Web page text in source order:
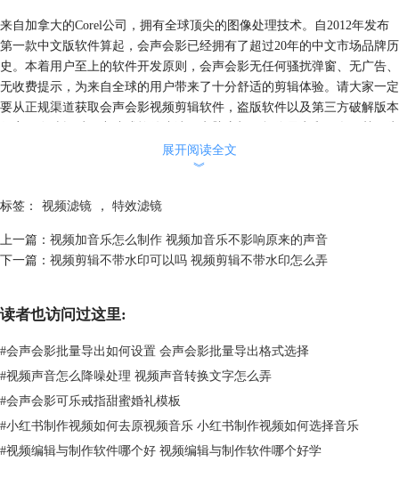
来自加拿大的Corel公司，拥有全球顶尖的图像处理技术。自2012年发布
第一款中文版软件算起，会声会影已经拥有了超过20年的中文市场品牌历
史。本着用户至上的软件开发原则，会声会影无任何骚扰弹窗、无广告、
无收费提示，为来自全球的用户带来了十分舒适的剪辑体验。请大家一定
要从正规渠道获取会声会影视频剪辑软件，盗版软件以及第三方破解版本
会声会影是一款全能的视频剪辑软件，仅凭预置功能模块就可以完成专业
辑、添加滤镜转场、抠像等操作。软件支持在50多个轨道上进行视频编
辑，拥有16种视频导出格式，支持无损剪辑和导出。
图2：会声会影视频剪辑软件
展开阅读全文
︾
标签： 视频滤镜 ， 特效滤镜
上一篇： 视频加音乐怎么制作 视频加音乐不影响原来的声音
下一篇： 视频剪辑不带水印可以吗 视频剪辑不带水印怎么弄
读者也访问过这里:
#会声会影批量导出如何设置 会声会影批量导出格式选择
#视频声音怎么降噪处理 视频声音转换文字怎么弄
#会声会影可乐戒指甜蜜婚礼模板
#小红书制作视频如何去原视频音乐 小红书制作视频如何选择音乐
#视频编辑与制作软件哪个好 视频编辑与制作软件哪个好学